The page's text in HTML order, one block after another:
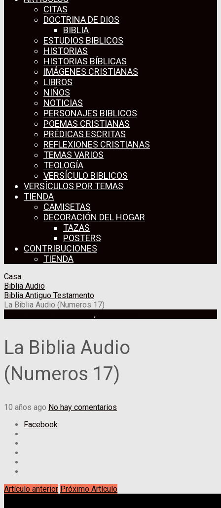
CITAS
DOCTRINA DE DIOS
BIBLIA
ESTUDIOS BIBLICOS
HISTORIAS
HISTORIAS BÍBLICAS
IMÁGENES CRISTIANAS
LIBROS
NIÑOS
NOTICIAS
PERSONAJES BIBLICOS
POEMAS CRISTIANAS
PRÉDICAS ESCRITAS
REFLEXIONES CRISTIANAS
TEMAS VARIOS
TEOLOGÍA
VERSÍCULO BIBLICOS
VERSÍCULOS POR TEMAS
TIENDA
CAMISETAS
DECORACIÓN DEL HOGAR
TAZAS
POSTERS
CONTRIBUCIONES
TIENDA
Casa
Biblia Audio
Biblia Antiguo Testamento
La Biblia Audio (Numeros 17)
,
La Biblia Audio
(Numeros 17)
10 años ago No hay comentarios
Facebook
Artículo anterior Próximo Artículo